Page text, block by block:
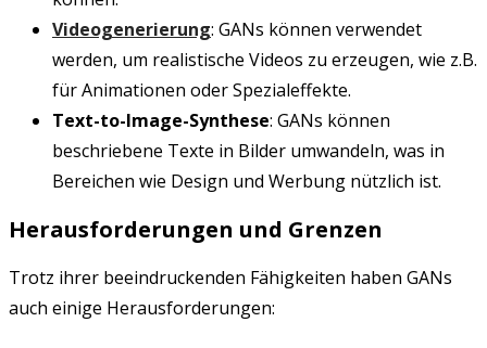
Videogenerierung: GANs können verwendet
werden, um realistische Videos zu erzeugen, wie z.B.
für Animationen oder Spezialeffekte.
Text-to-Image-Synthese: GANs können
beschriebene Texte in Bilder umwandeln, was in
Bereichen wie Design und Werbung nützlich ist.
Herausforderungen und Grenzen
Trotz ihrer beeindruckenden Fähigkeiten haben GANs
auch einige Herausforderungen: